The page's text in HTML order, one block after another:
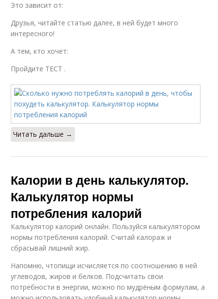
Это зависит от:
Друзья, читайте статью далее, в ней будет много
интересного!
А тем, кто хочет:
Пройдите ТЕСТ .
Читать дальше →
Калории в день калькулятор.
Калькулятор нормы
потребления калорий
Калькулятор калорий онлайн. Пользуйся калькулятором
нормы потребления калорий. Считай калораж и
сбрасывай лишний жир.
Напомню, чтопищи исчисляется по соотношению в ней
углеводов, жиров и белков. Подсчитать свои
потребности в энергии, можно по мудрёным формулам, а